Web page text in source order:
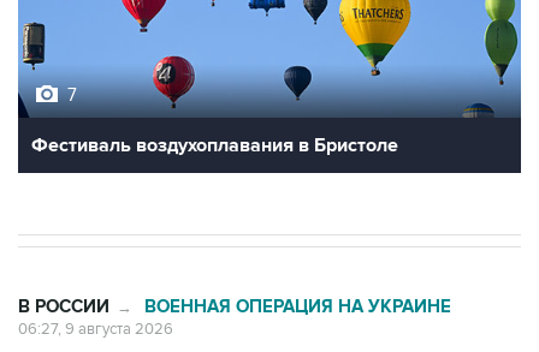
7
Фестиваль воздухоплавания в Бристоле
В РОССИИ → ВОЕННАЯ ОПЕРАЦИЯ НА УКРАИНЕ
06:27, 9 августа 2026